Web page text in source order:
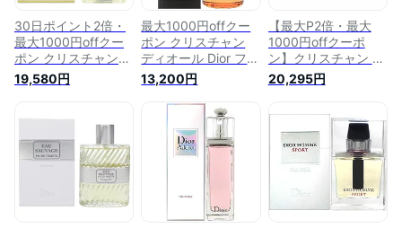
30日ポイント2倍・
最大1000円offクー
ポン クリスチャン
ディオール Dior ディ
オール ディオリッシ
100ml【送料無料】
【当日発送_お休み
中】【香水 レディー
ス】【人気 ブランド
ギフト 誕生日 プレ
ゼント】
19,580円
最大1000円offクー
ポン クリスチャン
ディオール Dior ファ
ーレンハイト EDT
SP 50ml【当日発送_
お休み中】【週末セ
ール】【香水 メン
ズ】【人気 ブランド
ギフト 誕生日 プレ
13,200円
【最大P2倍・最大
1000円offクーポ
ン】クリスチャン デ
ィオール Dior ヒプノ
ティック プワゾン
料無料】【当日発送_
お休み中】【香水 レ
ディース】
【EARTH】【人気 ブ
ランド ギフト 誕生
日 プレゼント】
20,295円